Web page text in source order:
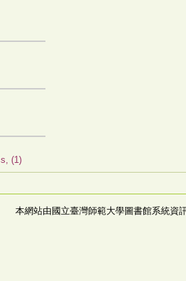
(1)
本網站由國立臺灣師範大學圖書館系統資